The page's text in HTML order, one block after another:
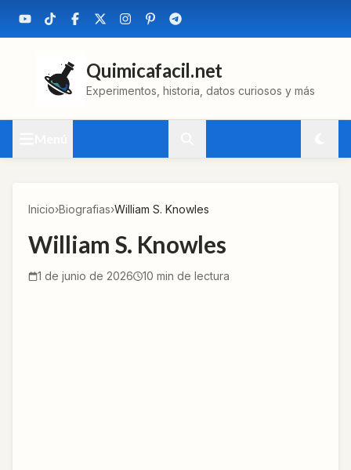
Quimicafacil.net
Experimentos, historia, datos curiosos y más
Inicio›Biografias›William S. Knowles
William S. Knowles
1 de junio de 2026 10 min de lectura